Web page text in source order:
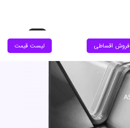
فروش اقساطی لیست قیمت
جدید